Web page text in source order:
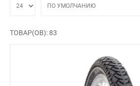
ТОВАР(ОВ): 83